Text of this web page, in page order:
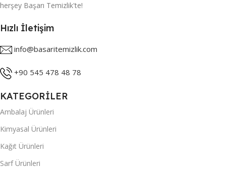
herşey Başarı Temizlik'te!
Hızlı İletişim
info@basaritemizlik.com
+90 545 478 48 78
KATEGORİLER
Ambalaj Ürünleri
Kimyasal Ürünleri
Kağıt Ürünleri
Sarf Ürünleri